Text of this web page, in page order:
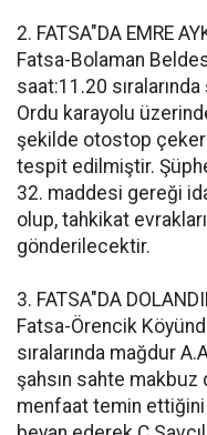
2. FATSA"DA EMRE
Fatsa-Bolaman
saat:11.20
Ordu karayolu
şekilde otostop
tespit edilmiştir.
32. maddesi gereği
olup, tahkikat
gönderilecektir.
3. FATSA"DA
Fatsa-Örencik
sıralarında mağdur
şahsın sahte
menfaat temin ettiğini